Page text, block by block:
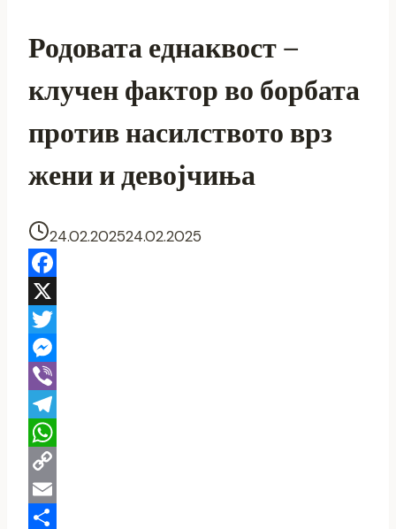
Родовата еднаквост –
клучен фактор во борбата
против насилството врз
жени и девојчиња
24.02.202524.02.2025
Facebook
X
Twitter
Messenger
Viber
Telegram
WhatsApp
Copy
Link
Email